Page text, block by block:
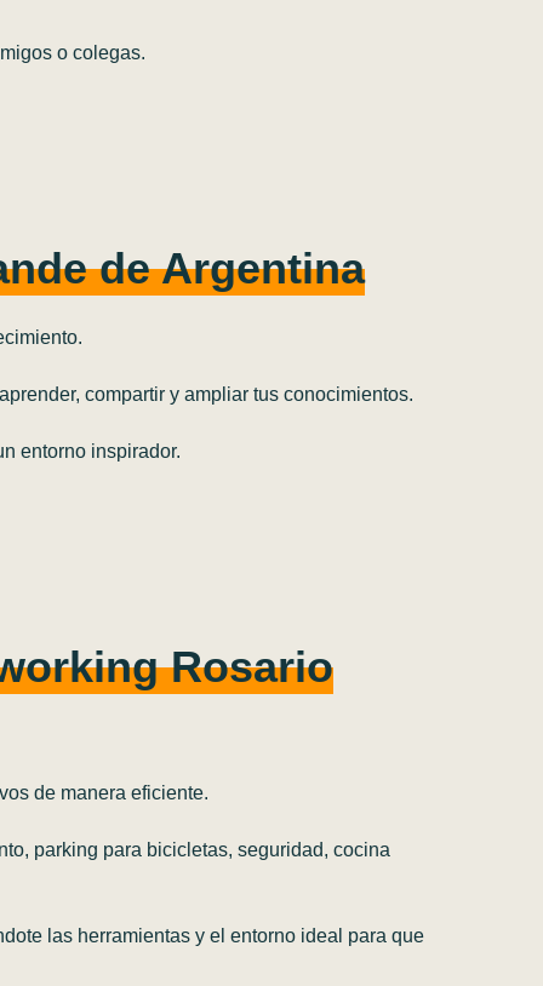
o colegas.
de Argentina
compartir y ampliar tus conocimientos.
entorno inspirador.
Rosario
de manera eficiente.
parking para bicicletas, seguridad, cocina
las herramientas y el entorno ideal para que